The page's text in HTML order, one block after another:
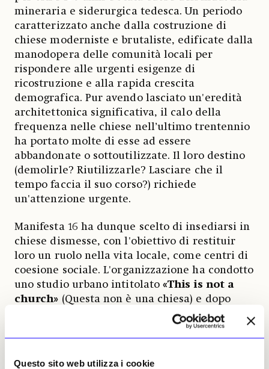
Questo sito web utilizza i cookie
mineraria e siderurgica tedesca. Un periodo
caratterizzato anche dalla costruzione di
chiese moderniste e brutaliste, edificate dalla
manodopera delle comunità locali per
rispondere alle urgenti esigenze di
ricostruzione e alla rapida crescita
demografica. Pur avendo lasciato un'eredità
architettonica significativa, il calo della
frequenza nelle chiese nell’ultimo trentennio
ha portato molte di esse ad essere
abbandonate o sottoutilizzate. Il loro destino
(demolirle? Riutilizzarle? Lasciare che il
tempo faccia il suo corso?) richiede
un'attenzione urgente.
Manifesta 16 ha dunque scelto di insediarsi in
chiese dismesse, con l'obiettivo di restituir
loro un ruolo nella vita locale, come centri di
coesione sociale. L'organizzazione ha condotto
uno studio urbano intitolato«This is not a
church» (Questa non è una chiesa) e dopo
aver visitato 200 chiese della Ruhr, la scelta è
Essen, Bochum,
Gelsenkirchen e Duisburg. Ed è nelle loro